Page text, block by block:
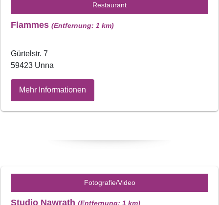
Restaurant
Flammes (Entfernung: 1 km)
Gürtelstr. 7
59423 Unna
Mehr Informationen
Fotografie/Video
Studio Nawrath (Entfernung: 1 km)